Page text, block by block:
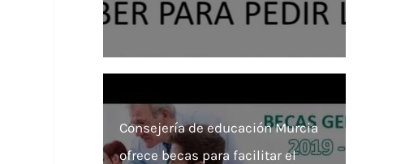
Consejería de educación Murcia
ofrece becas para facilitar el